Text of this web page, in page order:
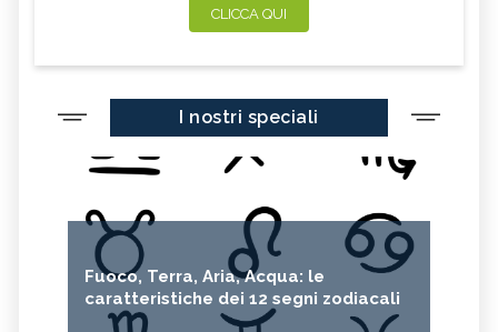
CLICCA QUI
I nostri speciali
Fuoco, Terra, Aria, Acqua: le
caratteristiche dei 12 segni zodiacali